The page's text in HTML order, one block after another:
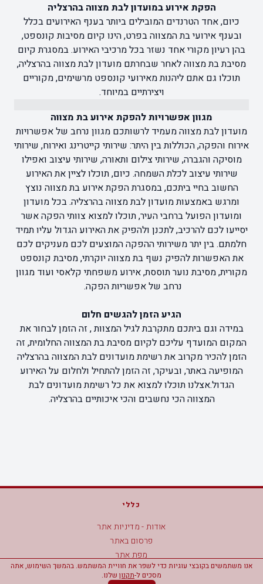
הפקת אירוע במועדון לבת מצווה בהרצליה
כיום, אחד הטרנדים המובילים ביותר בענף האירועים בכלל
ובענף אירועי בת המצווה בפרט, הינו קיום מסיבות קונספט,
בהן רעיון מקורי אחד נשזר בכל מרכיבי האירוע. במסגרת קיום
מסיבת בת מצווה לאחר שבחרתם מועדון לבת מצווה בהרצליה,
תוכלו גם אתם ליהנות מאירועי קונספט מרשימים, מקוריים
ויצירתיים במיוחד.
מגוון אפשרויות להפקת אירוע בת מצווה
מועדון לבת מצווה מעמיד לרשותכם מגוון נרחב של אפשרויות
אירוח והפקה, הכוללות בין היתר: שירותי קייטרינג ואירוח, שירותי
מוסיקה והגברה, שירותי צילום ותאורה, שירותי עיצוב ואפילו
שירותי עיצוב לכלת השמחה. כיום, תוכלו לציין את האירוע
החשוב בחיי ביתכם, במסגרת הפקת אירוע בת מצווה נוצץ
ומרגש באמצעות מועדון לבת מצווה בהרצליה. בכל מועדון
ומועדון הפועל ברחבי העיר, תוכלו למצוא צוותי הפקה אשר
יסייעו לכם להרכיב, לתכנן ולהפיק את האירוע הגדול עליו תמיד
חלמתם. בין יתר משירותי ההפקה המוצעים לכם מעניקים לכם
את האפשרות להפיק נשף בת מצווה יוקרתי, מסיבת קונספט
מקורית, מסיבת נוער תוססת, אירוע משפחתי קלאסי ועוד מגוון
נרחב של אפשריות הפקה.
הגיע הזמן להגשים חלום
במידה וגם ביתכם מתקרבת לגיל המצוות , זה הזמן לבחור את
המקום המועדף עליכם לקיום מסיבת בת המצווה החלומית, זה
הזמן להכיר מקרוב את רשימת מועדונים לבת המצווה בהרצליה
המופיעה באתר, ובעיקר, זה הזמן להתחיל ולחלום על האירוע
הגדול.אצלנו תוכלו למצוא את כל רשימת מועדונים לבת
המצווה הכי נחשבים והכי איכותיים בהרצליה.
אנו משתמשים בקובצי עוגיות כדי לשפר את חוויית המשתמש. בהמשך השימוש, אתה
מסכים ל-תקנון שלנו.
כללי
אודות - מדיניות אתר
פרסום באתר
מפת אתר
הצהרת נגישות